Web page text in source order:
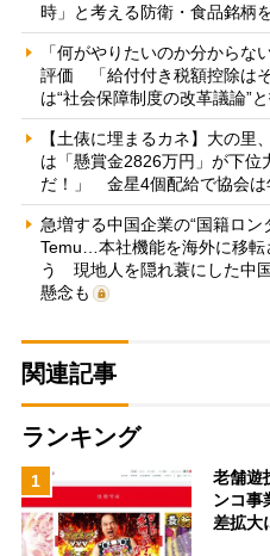
時」と考える防衛・食品銘柄
「何がやりたいのか分からな
評価 「給付付き税額控除は
は“社会保障制度の改革議論”
【土俵に埋まるカネ】大の里
は「懸賞金2826万円」が下位
だ！」 金星4個配給で協会は
急増する中国企業の“国籍ロ
Temu…本社機能を海外に移転
う 現地人を隠れ蓑にした中
懸念も
関連記事
ランキング
1
老舗遊
ンコ事
差拡